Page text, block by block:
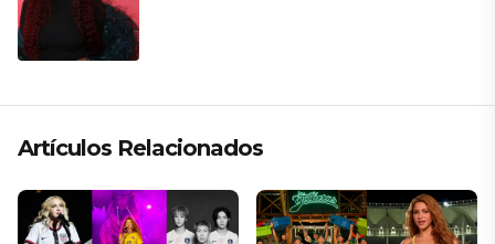
Artículos Relacionados